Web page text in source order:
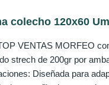
colecho 120x60
VENTAS MORFEO
strech de 200gr por
Diseñada para